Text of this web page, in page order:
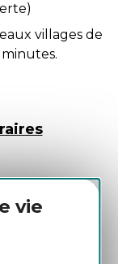
vie
villages de
minutes.